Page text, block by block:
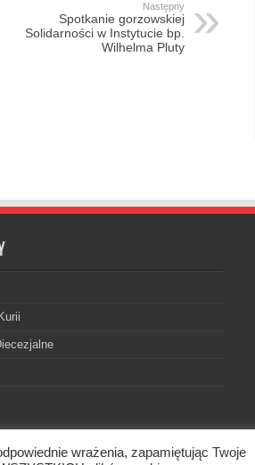
Następny
Spotkanie gorzowskiej
Solidarności w Instytucie bp.
Wilhelma Pluty
zastrzeżone.
wrażenia, zapamiętując Twoje